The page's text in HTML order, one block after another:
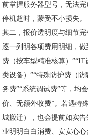
前掌握服务器型号，无法
停机超时，蒙受不小损失。
其二，报价透明度与细节
逐一列明各项费用明细，
费（按车型精准核算）
类设备）”“特殊防护费（
务费”“系统调试费”等，均
价、无额外收费”。若遇特
城搬迁），也会提前如实
业明明白白消费、安安心心